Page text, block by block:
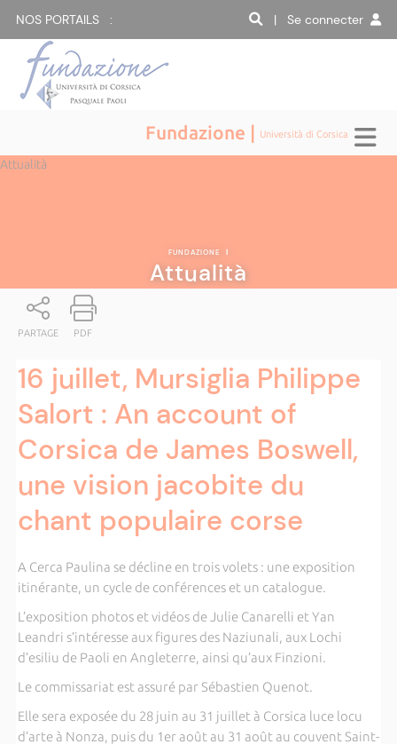
NOS PORTAILS : | Se connecter
Fundazione | Università di Corsica
Attualità
FUNDAZIONE |
Attualità
PARTAGE PDF
16 juillet, Mursiglia Philippe
Salort : An account of
Corsica de James Boswell,
une vision jacobite du
chant populaire corse
A Cerca Paulina se décline en trois volets : une exposition
itinérante, un cycle de conférences et un catalogue.
L’exposition photos et vidéos de Julie Canarelli et Yan
Leandri s’intéresse aux figures des Naziunali, aux Lochi
d’esiliu de Paoli en Angleterre, ainsi qu’aux Finzioni.
Le commissariat est assuré par Sébastien Quenot.
Elle sera exposée du 28 juin au 31 juillet à Corsica luce locu
d’arte à Nonza, puis du 1er août au 31 août au couvent Saint-